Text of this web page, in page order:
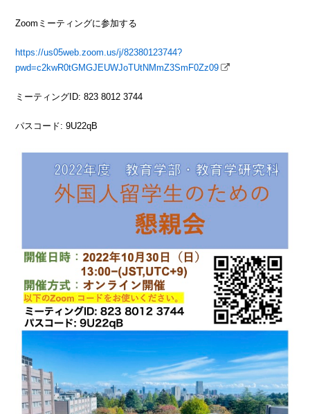
Zoomミーティングに参加する
https://us05web.zoom.us/j/82380123744?
pwd=c2kwR0tGMGJEUWJoTUtNMmZ3SmF0Zz09
ミーティングID: 823 8012 3744
パスコード: 9U22qB